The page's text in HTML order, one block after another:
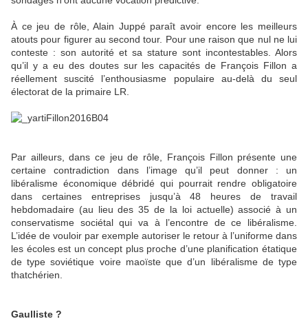
À ce jeu de rôle, Alain Juppé paraît avoir encore les meilleurs
atouts pour figurer au second tour. Pour une raison que nul ne lui
conteste : son autorité et sa stature sont incontestables. Alors
qu’il y a eu des doutes sur les capacités de François Fillon a
réellement suscité l’enthousiasme populaire au-delà du seul
électorat de la primaire LR.
Par ailleurs, dans ce jeu de rôle, François Fillon présente une
certaine contradiction dans l’image qu’il peut donner : un
libéralisme économique débridé qui pourrait rendre obligatoire
dans certaines entreprises jusqu’à 48 heures de travail
hebdomadaire (au lieu des 35 de la loi actuelle) associé à un
conservatisme sociétal qui va à l’encontre de ce libéralisme.
L’idée de vouloir par exemple autoriser le retour à l’uniforme dans
les écoles est un concept plus proche d’une planification étatique
de type soviétique voire maoïste que d’un libéralisme de type
thatchérien.
Gaulliste ?